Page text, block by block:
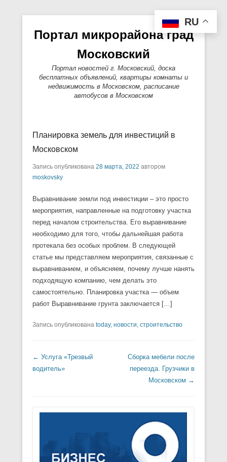
Портал микрорайона град
Московский
Портал новостей г. Московский, доска
бесплатных объявлений, квартиры комнаты и
недвижимость в Московском, расписание
автобусов в Московском
Планировка земель для инвестиций в
Московском
Запись опубликована 28 марта, 2022 автором
moskovsky
Выравнивание земли под инвестиции – это просто
мероприятия, направленные на подготовку участка
перед началом строительства. Его выравнивание
необходимо для того, чтобы дальнейшая работа
протекала без особых проблем. В следующей
статье мы представляем мероприятия, связанные с
выравниванием, и объясняем, почему лучше нанять
подходящую компанию, чем делать это
самостоятельно. Планировка участка — объем
работ Выравнивание грунта заключается […]
Запись опубликована today, новости, строительство
Навигация по записям
← Услуга «Трезвый
водитель»
Сборка мебели после
переезда. Грузчики в
Московском →
RU